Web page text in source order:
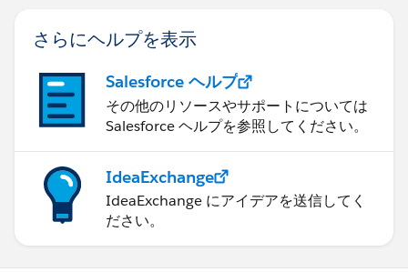
さらにヘルプを表示
Salesforce ヘルプ
その他のリソースやサポートについては
Salesforce ヘルプを参照してください。
IdeaExchange
IdeaExchange にアイデアを送信してく
ださい。